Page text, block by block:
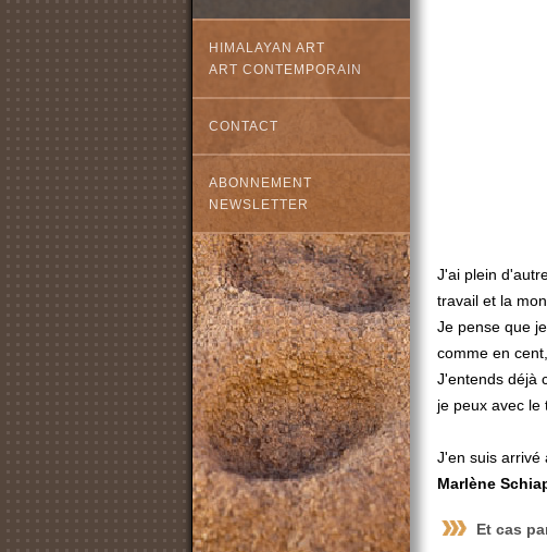
HIMALAYAN ART
ART CONTEMPORAIN
CONTACT
ABONNEMENT
NEWSLETTER
J'ai plein
travail et la
Je pense que
comme en
J'entends déjà
je peux avec le
J'en suis arrivé
Marlène
Et cas